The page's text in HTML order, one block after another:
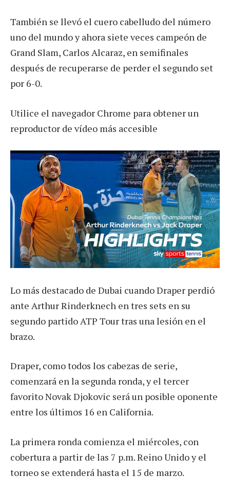
También se llevó el cuero cabelludo del número
uno del mundo y ahora siete veces campeón de
Grand Slam, Carlos Alcaraz, en semifinales
después de recuperarse de perder el segundo set
por 6-0.
Utilice el navegador Chrome para obtener un
reproductor de vídeo más accesible
Lo más destacado de Dubai cuando Draper perdió
ante Arthur Rinderknech en tres sets en su
segundo partido ATP Tour tras una lesión en el
brazo.
Draper, como todos los cabezas de serie,
comenzará en la segunda ronda, y el tercer
favorito Novak Djokovic será un posible oponente
entre los últimos 16 en California.
La primera ronda comienza el miércoles, con
cobertura a partir de las 7 p.m. Reino Unido y el
torneo se extenderá hasta el 15 de marzo.